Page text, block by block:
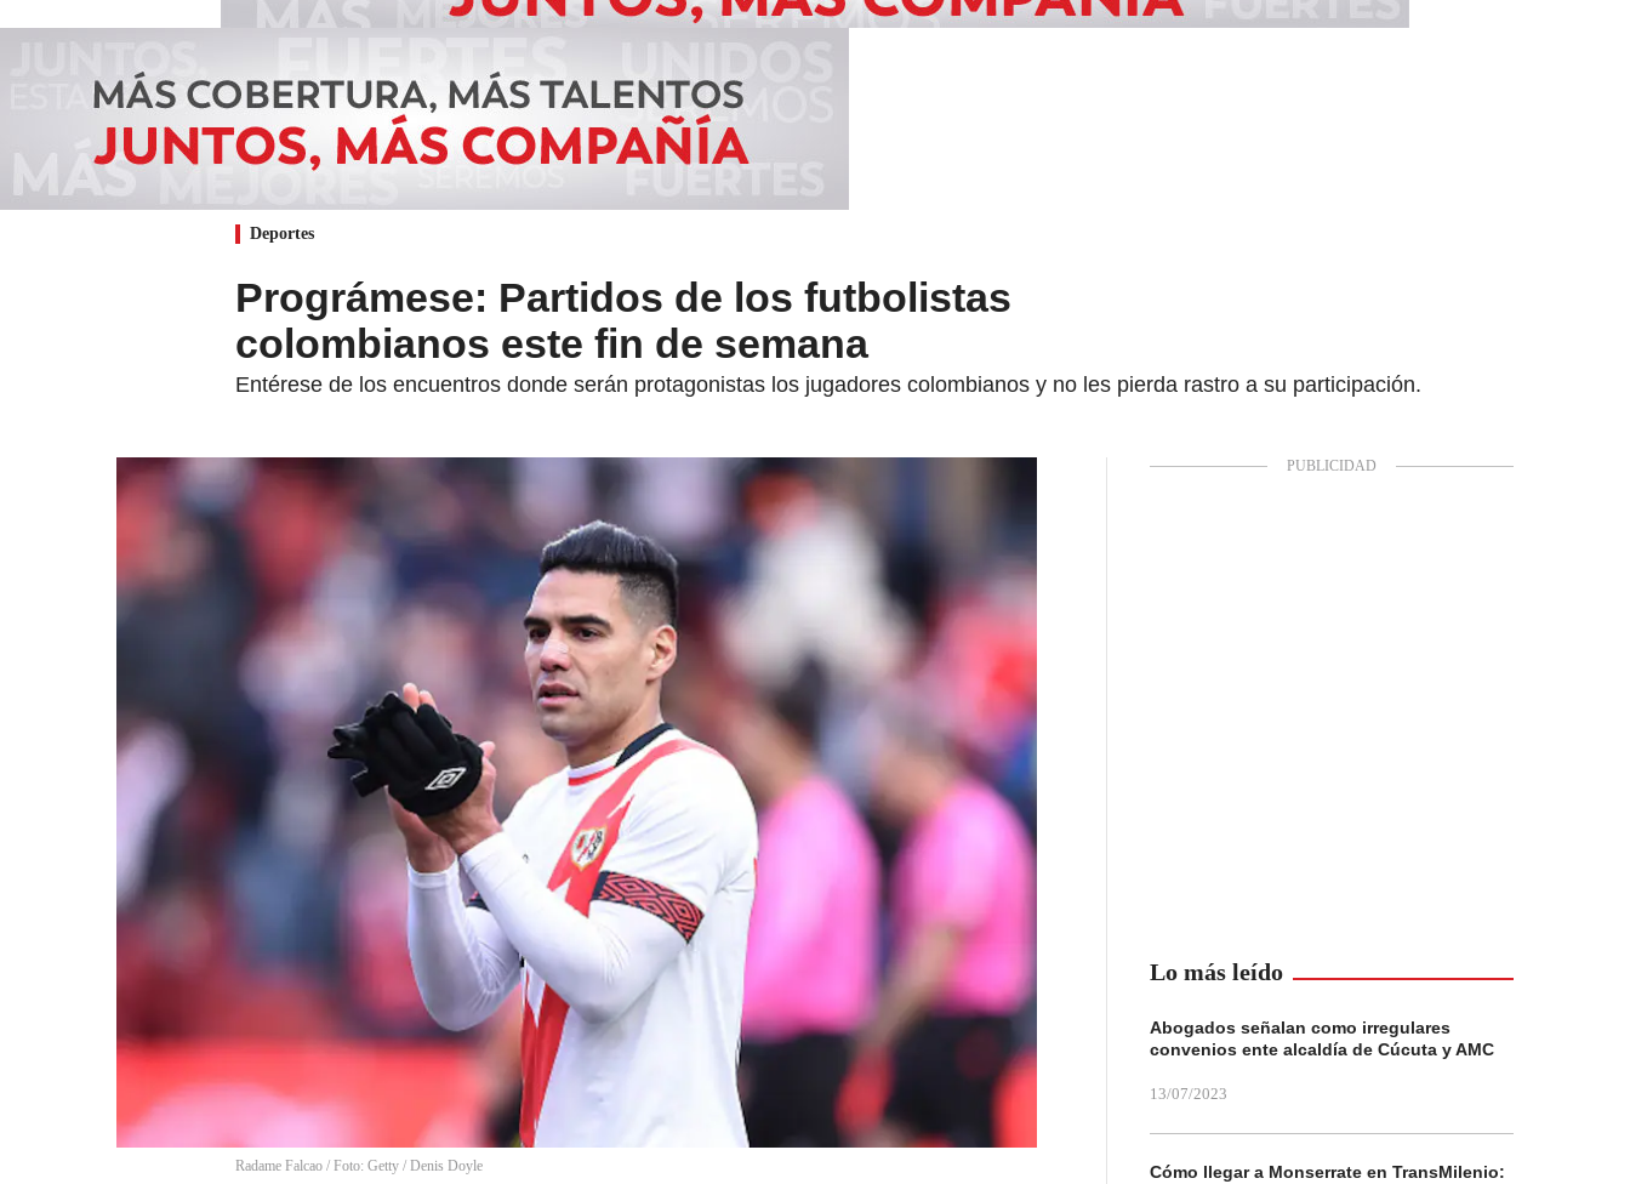
Deportes
Prográmese: Partidos de los futbolistas
colombianos este fin de semana
Entérese de los encuentros donde serán protagonistas los jugadores colombianos y no les pierda rastro a su participación.
Radame Falcao / Foto: Getty / Denis Doyle
Lo más leído
Abogados señalan como irregulares
convenios ente alcaldía de Cúcuta y AMC
13/07/2023
Cómo llegar a Monserrate en TransMilenio: